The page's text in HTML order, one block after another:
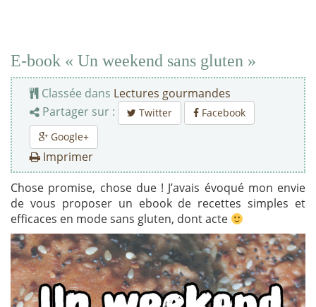
E-book « Un weekend sans gluten »
Classée dans Lectures gourmandes
Partager sur :
Twitter
Facebook
Google+
Imprimer
Chose promise, chose due ! J’avais évoqué mon envie
de vous proposer un ebook de recettes simples et
efficaces en mode sans gluten, dont acte